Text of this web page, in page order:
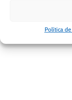
Política
[trustindex